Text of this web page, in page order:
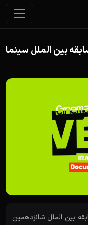
بین الملل سینما
بین الملل شانزدهمین